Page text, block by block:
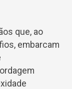
que, ao
embarcam